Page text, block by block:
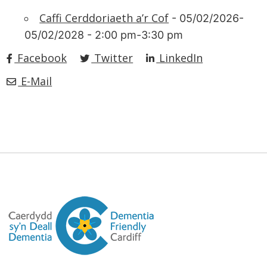
Caffi Cerddoriaeth a’r Cof - 05/02/2026-
05/02/2028 - 2:00 pm-3:30 pm
Facebook Twitter
LinkedIn
E-Mail